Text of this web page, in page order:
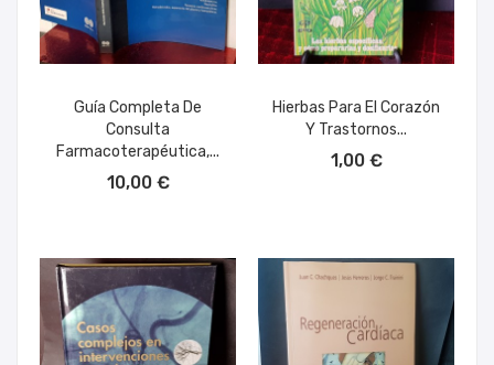
Guía Completa De
Consulta
Farmacoterapéutica,...
10,00 €
Hierbas Para El Corazón
Y Trastornos...
1,00 €